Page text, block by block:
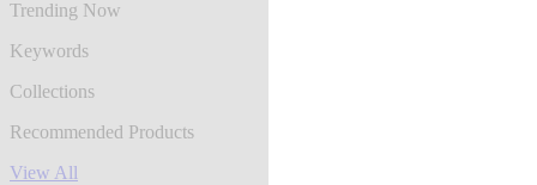
Trending Now
Keywords
Collections
Recommended Products
View All